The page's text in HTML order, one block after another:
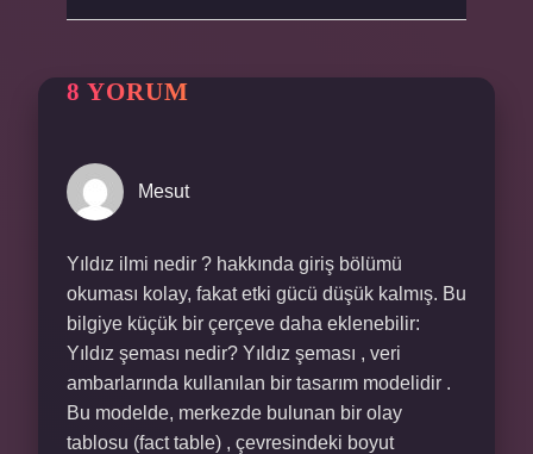
8 YORUM
Mesut
Yıldız ilmi nedir ? hakkında giriş bölümü
okuması kolay, fakat etki gücü düşük kalmış. Bu
bilgiye küçük bir çerçeve daha eklenebilir:
Yıldız şeması nedir? Yıldız şeması , veri
ambarlarında kullanılan bir tasarım modelidir .
Bu modelde, merkezde bulunan bir olay
tablosu (fact table) , çevresindeki boyut